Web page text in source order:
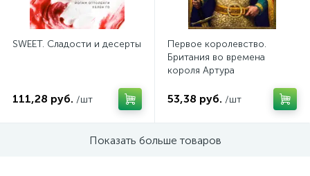
SWEET. Сладости и десерты
111,28 руб. /шт
Первое королевство.
Британия во времена
короля Артура
53,38 руб. /шт
Показать больше товаров